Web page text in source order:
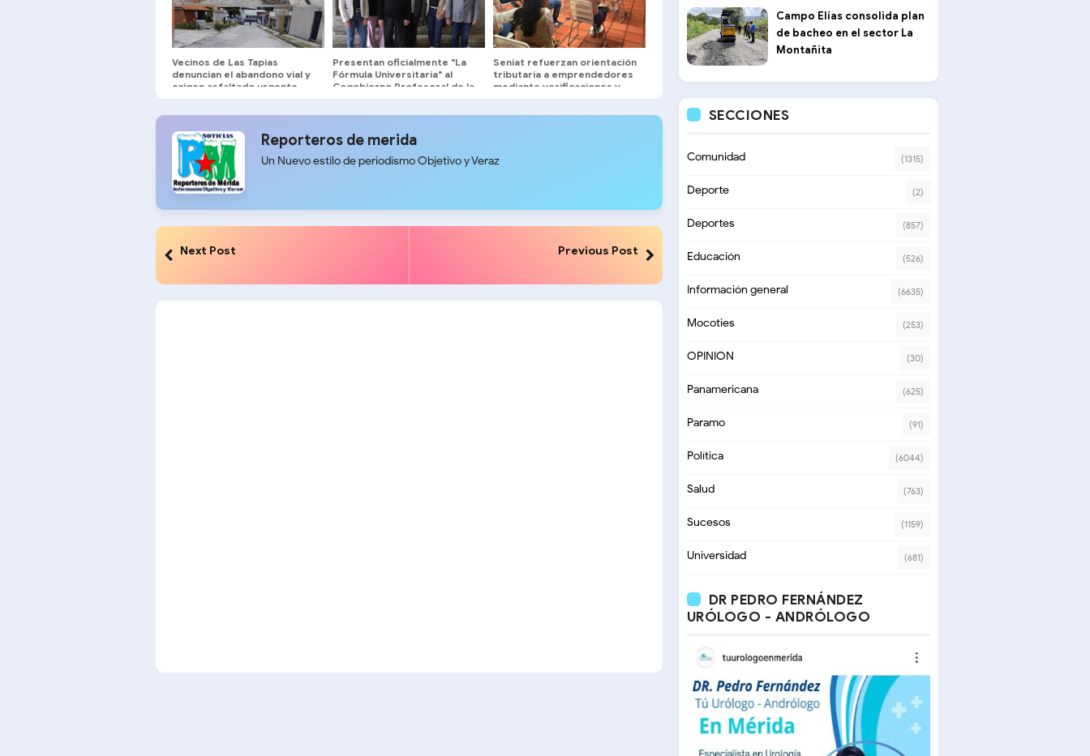
Vecinos de Las Tapias
denuncian el abandono vial y
exigen asfaltado urgente
Presentan oficialmente "La
Fórmula Universitaria" al
Cogobierno Profesoral de la
Seniat refuerzan orientación
tributaria a emprendedores
mediante verificaciones y
Reporteros de merida
Un Nuevo estilo de periodismo Objetivo y Veraz
Next Post Previous Post
Campo Elías consolida plan
de bacheo en el sector La
Montañita
SECCIONES
Comunidad (1315)
Deporte (2)
Deportes (857)
Educación (526)
Información general (6635)
Mocoties (253)
OPINION (30)
Panamericana (625)
Paramo (91)
Política (6044)
Salud (763)
Sucesos (1159)
Universidad (681)
DR PEDRO FERNÁNDEZ
URÓLOGO - ANDRÓLOGO